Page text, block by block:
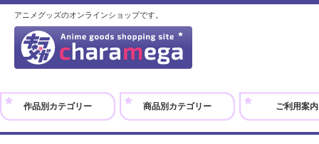
アニメグッズのオンラインショップです。
作品別カテゴリー 商品別カテゴリー ご利用案内